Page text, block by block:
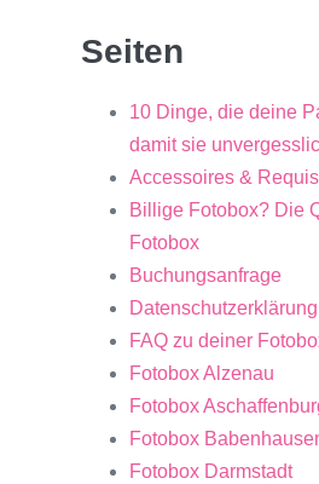
Seiten
10 Dinge, die deine
damit sie
Accessoires &
Billige Fotobox? Die
Fotobox
Buchungsanfrage
Datenschutzerklärung
FAQ zu deiner
Fotobox Alzenau
Fotobox
Fotobox
Fotobox Darmstadt